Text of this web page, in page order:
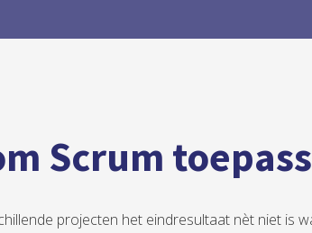
Scrum
projecten het eindresultaat nèt niet is